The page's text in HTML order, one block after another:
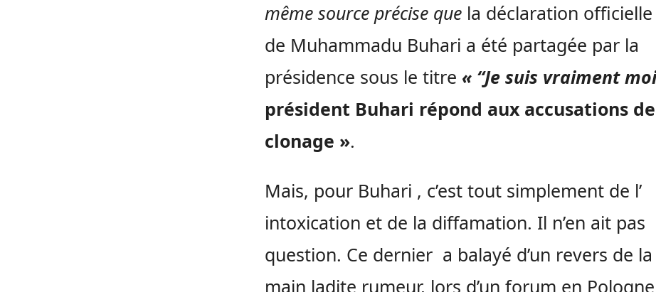
même source précise que la déclaration officielle
de Muhammadu Buhari a été partagée par la
présidence sous le titre « “Je suis vraiment
président Buhari répond aux accusations de
clonage ».
Mais, pour Buhari , c’est tout simplement de l’
intoxication et de la diffamation. Il n’en ait pas
question. Ce dernier a balayé d’un revers de la
main ladite rumeur, lors d’un forum en